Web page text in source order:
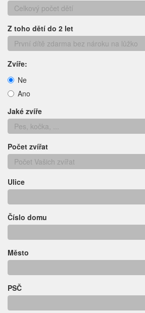
Z toho dětí do 2 let
Zvíře:
Ne
Ano
Jaké zvíře
Počet zvířat
Ulice
Číslo domu
Město
PSČ